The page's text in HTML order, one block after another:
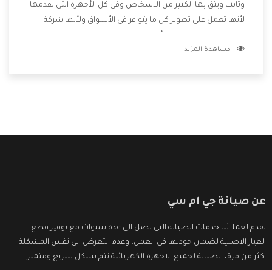
وثابت ويثق بها الكثير من الاشخاص وفى كل الأجهزة التى تقدمها
لأنها تعمل على تطوير كل ما يتوافر فى الأسواق ولأنها شركة
وتقدم للعملاء أقوى العروض والخصومات التى تسهل على
مشاهدة المزيد
عن صيانة جي ام سي
نقدم لعملائنا خدمات الصيانة التى تصل الى عدة سنوات مع توفير قطع
الغيار الاصلية لضمان جودتها فى العمل، وعدم التعرض الى نفس المشكلة
اكثر من مرة، الصيانة لجميع الاجهزة الكهربائية تتم بشكل سريع ومتميز.